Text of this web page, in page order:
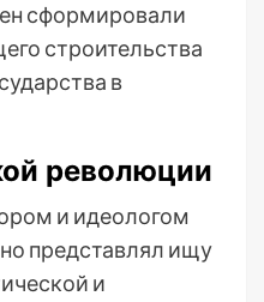
сформировали
строительства
в
революции
и идеологом
представлял ищу
и